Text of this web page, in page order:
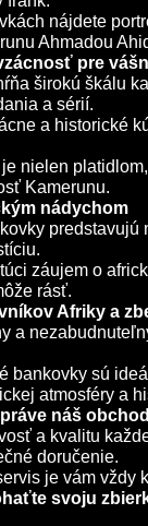
nájdete
Ahmadou
pre
širokú škálu
a sérií.
a historické
nielen
Kamerunu.
nádychom
záujem o
rásť.
Afriky a
a
bankovky sú
atmosféry a
náš
a kvalitu
doručenie.
je vám vždy
svoju